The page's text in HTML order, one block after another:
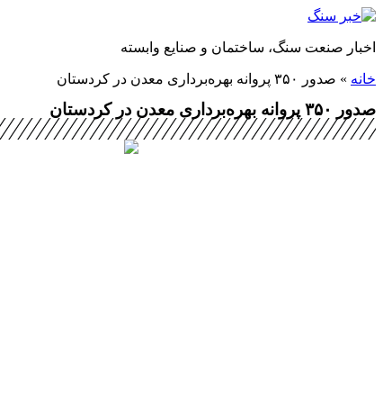
پرش
محتوا
اخبار صنعت سنگ، ساختمان و صنایع وابسته
خانه » صدور ۳۵۰ پروانه بهره‌برداری معدن در کردستان
صدور ۳۵۰ پروانه بهره‌برداری معدن در کردستان